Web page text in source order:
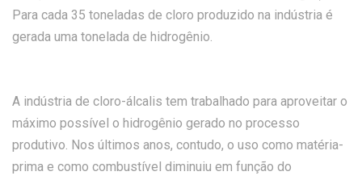
Para cada 35 toneladas de cloro produzido na indústria é
gerada uma tonelada de hidrogênio.
A indústria de cloro-álcalis tem trabalhado para aproveitar o
máximo possível o hidrogênio gerado no processo
produtivo. Nos últimos anos, contudo, o uso como matéria-
prima e como combustível diminuiu em função do